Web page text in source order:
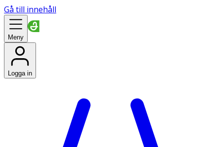
Gå till innehåll
Meny
Logga in